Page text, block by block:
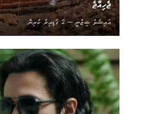
ޖެހިއްޖެ
އައިޝަތު ޝިޒްނީ
2 ގަޑިއިރު ކުރިން